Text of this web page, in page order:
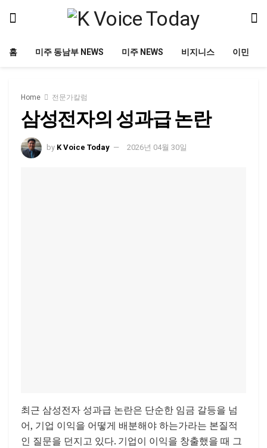
홈 미주 동남부 NEWS 미주 NEWS 비지니스 이민
Home 전문가칼럼
삼성전자의 성과급 논란
by K Voice Today 2026년 04월 30일
최근 삼성전자 성과급 논란은 단순한 임금 갈등을 넘
어, 기업 이익을 어떻게 배분해야 하는가라는 본질적
인 질문을 던지고 있다. 기업이 이익을 창출했을 때 그